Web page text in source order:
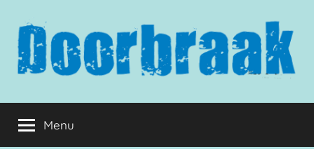
inhoud
springen
Doorbraak.eu
Menu